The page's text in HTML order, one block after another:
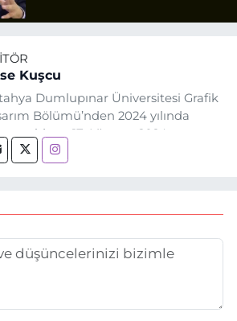
Kuşcu
Dumlupınar Üniversitesi Grafik
Bölümü’nden 2024 yılında
oldum. 17 Ağustos 2024
Grafik Tasarım alanında staj
attım.